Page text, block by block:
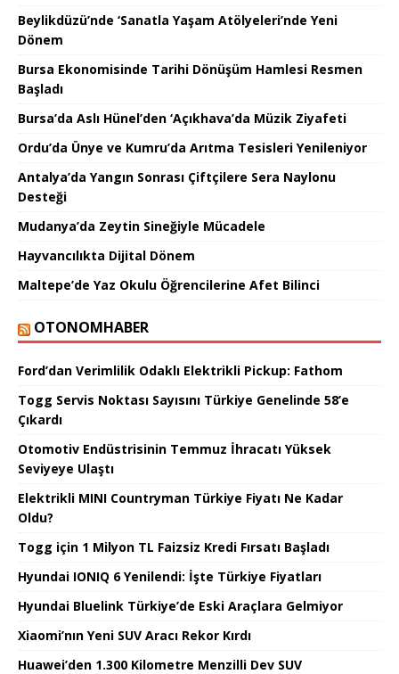
Beylikdüzü’nde ‘Sanatla Yaşam Atölyeleri’nde Yeni
Dönem
Bursa Ekonomisinde Tarihi Dönüşüm Hamlesi Resmen
Başladı
Bursa’da Aslı Hünel’den ‘Açıkhava’da Müzik Ziyafeti
Ordu’da Ünye ve Kumru’da Arıtma Tesisleri Yenileniyor
Antalya’da Yangın Sonrası Çiftçilere Sera Naylonu
Desteği
Mudanya’da Zeytin Sineğiyle Mücadele
Hayvancılıkta Dijital Dönem
Maltepe’de Yaz Okulu Öğrencilerine Afet Bilinci
OTONOMHABER
Ford’dan Verimlilik Odaklı Elektrikli Pickup: Fathom
Togg Servis Noktası Sayısını Türkiye Genelinde 58’e
Çıkardı
Otomotiv Endüstrisinin Temmuz İhracatı Yüksek
Seviyeye Ulaştı
Elektrikli MINI Countryman Türkiye Fiyatı Ne Kadar
Oldu?
Togg için 1 Milyon TL Faizsiz Kredi Fırsatı Başladı
Hyundai IONIQ 6 Yenilendi: İşte Türkiye Fiyatları
Hyundai Bluelink Türkiye’de Eski Araçlara Gelmiyor
Xiaomi’nın Yeni SUV Aracı Rekor Kırdı
Huawei’den 1.300 Kilometre Menzilli Dev SUV